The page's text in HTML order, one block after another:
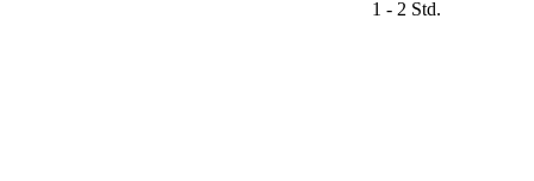
1 - 2 Std.